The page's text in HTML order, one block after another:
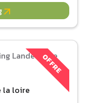
OFFRE
la loire